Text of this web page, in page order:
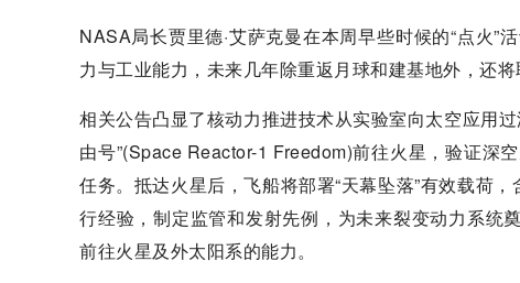
NASA局长贾里德·艾萨克曼在本周早些时候的“点火
力与工业能力，未来几年除重返月球和建基地外，还将
相关公告凸显了核动力推进技术从实验室向太空应用
由号”(Space Reactor-1 Freedom)前往火星，验证深
任务。抵达火星后，飞船将部署“天幕坠落”有效载荷
行经验，制定监管和发射先例，为未来裂变动力系统
前往火星及外太阳系的能力。